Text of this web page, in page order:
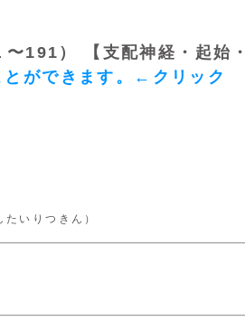
〜191） 【支配神経・起始
とができます。←クリック
いりつきん）